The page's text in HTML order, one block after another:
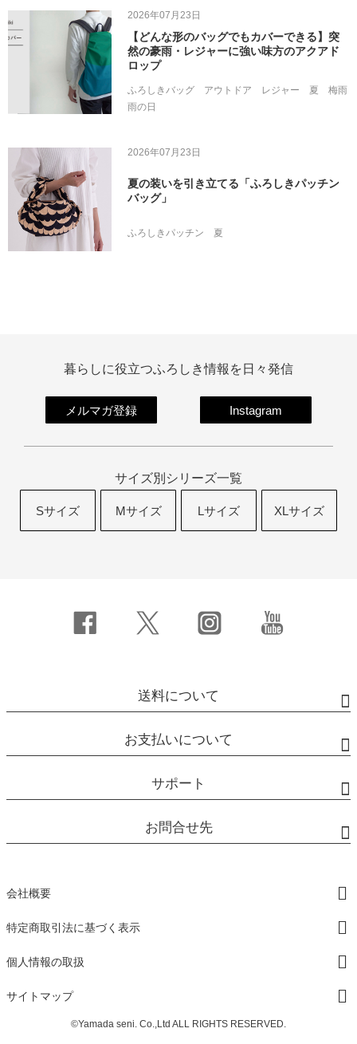
2026年07月23日
【どんな形のバッグでもカバーできる】突
然の豪雨・レジャーに強い味方のアクアド
ロップ
ふろしきバッグ アウトドア レジャー 夏
梅雨
雨の日
2026年07月23日
夏の装いを引き立てる「ふろしきパッチン
バッグ」
ふろしきパッチン 夏
暮らしに役立つふろしき情報を日々発信
メルマガ登録 Instagram
サイズ別シリーズ一覧
Sサイズ Mサイズ Lサイズ XLサイズ
送料について
お支払いについて
サポート
お問合せ先
会社概要
特定商取引法に基づく表示
個人情報の取扱
サイトマップ
©Yamada seni. Co.,Ltd ALL RIGHTS RESERVED.